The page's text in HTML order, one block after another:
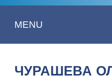
MENU
ЧУРАШЕВА